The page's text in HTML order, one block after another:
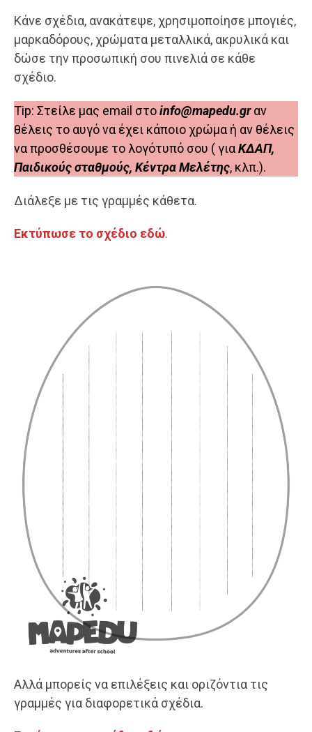
Κάνε σχέδια, ανακάτεψε, χρησιμοποίησε μπογιές,
μαρκαδόρους, χρώματα μεταλλικά, ακρυλικά και
δώσε την προσωπική σου πινελιά σε κάθε
σχέδιο.
Tip: Στείλε μας email στοinfo@mapedu.grαν
θέλεις το αυγό να έχει κάποιο χρώμα ή αν θέλεις
να προσθέσουμε το λογότυπό σου ( γιαΚΔΑΠ,
Παιδικούς σταθμούς, Κέντρα Μελέτης, κλπ.).
Διάλεξε με τις γραμμές κάθετα.
Εκτύπωσε το σχέδιο εδώ.
Αλλά μπορείς να επιλέξεις και οριζόντια τις
γραμμές για διαφορετικά σχέδια.